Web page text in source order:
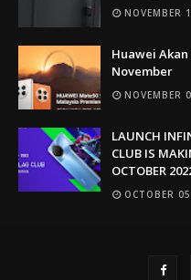
NOVEMBER
Huawei
November
NOVEMBER
LAUNCH
CLUB IS
OCTOBER
OCTOBER